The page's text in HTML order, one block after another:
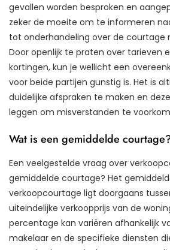
gevallen worden besproken en
zeker de moeite om te informeren
tot onderhandeling over de courtage
Door openlijk te praten over tarieven
kortingen, kun je wellicht een
voor beide partijen gunstig is. Het is
duidelijke afspraken te maken en
leggen om misverstanden te
Wat is een gemiddelde
Een veelgestelde vraag over
gemiddelde courtage? Het
verkoopcourtage ligt doorgaans
uiteindelijke verkoopprijs van de
percentage kan variëren afhankelijk
makelaar en de specifieke diensten